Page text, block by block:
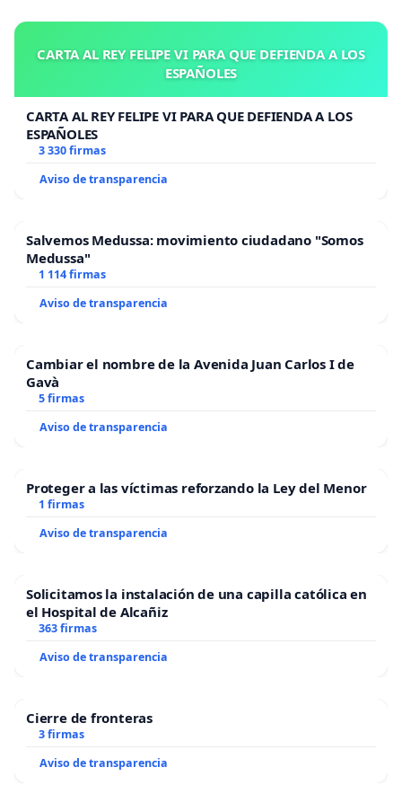
CARTA AL REY FELIPE VI PARA QUE DEFIENDA A LOS
ESPAÑOLES
CARTA AL REY FELIPE VI PARA QUE DEFIENDA A LOS
ESPAÑOLES
3 330 firmas
Aviso de transparencia
Salvemos Medussa: movimiento ciudadano "Somos
Medussa"
1 114 firmas
Aviso de transparencia
Cambiar el nombre de la Avenida Juan Carlos I de
Gavà
5 firmas
Aviso de transparencia
Proteger a las víctimas reforzando la Ley del Menor
1 firmas
Aviso de transparencia
Solicitamos la instalación de una capilla católica en
el Hospital de Alcañiz
363 firmas
Aviso de transparencia
Cierre de fronteras
3 firmas
Aviso de transparencia